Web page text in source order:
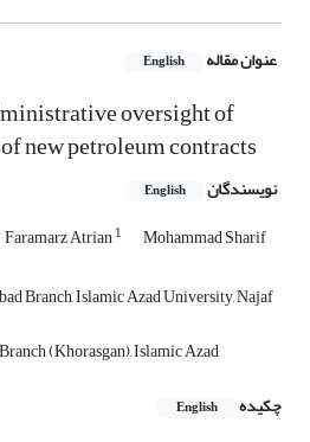
عنوان مقاله English
oversight of
new petroleum contracts
نویسندگان English
Faramarz Atrian1 Mohammad Sharif
Branch, Islamic Azad University, Najaf
(Khorasgan), Islamic Azad
چکیده
English